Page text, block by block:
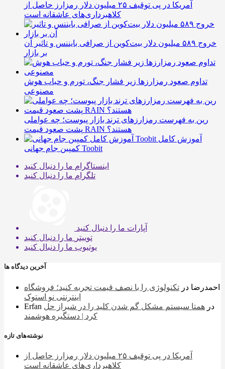
آمریکا در پی توقیف ۲۵ میلیون دلار رمزارز حاصل از
کلاهبرداری‌های عاشقانه است
خروج ۵۸۹ میلیون دلار بیت‌کوین از صرافی بایننس و تاثیر آن
بر بازار
تداوم صعود رمزارزها زیر فشار جنگ، تورم و حباب هوش
مصنوعی
رین به فهرست رمزارزهای ترند بازار پیوست؛ چه عواملی
پشت صعود قیمت RAIN هستند؟
آموزش کامل
کمپین جام جهانی Toobit
اینستاگرام ما را دنبال کنید
تلگرام ما را دنبال کنید
آپارات ما را دنبال کنید
توییتر ما را دنبال کنید
یوتیوب ما را دنبال کنید
آخرین دیدگاه ها
احمدرضا در تکنولوژی را با نصف قیمت تجربه کنید؛ فروشگاه
اینترنتی نو استوک
Erfan
در همتا سیستم مشکل گم شدن کلید را در شیراز حل
کرد | دستگیره هوشمند
نوشته‌های تازه
آمریکا در پی توقیف ۲۵ میلیون دلار رمزارز حاصل از
کلاهبرداری‌های عاشقانه است